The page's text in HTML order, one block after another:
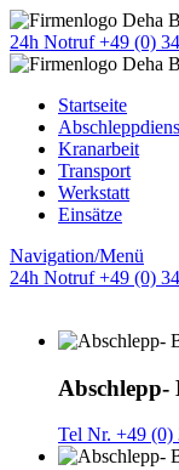
24h Notruf +49 (0)
Startseite
Kranarbeit
Transport
Werkstatt
Einsätze
Navigation/Menü
24h Notruf +49 (0)
Abschlepp-
Tel Nr. +49 (0)